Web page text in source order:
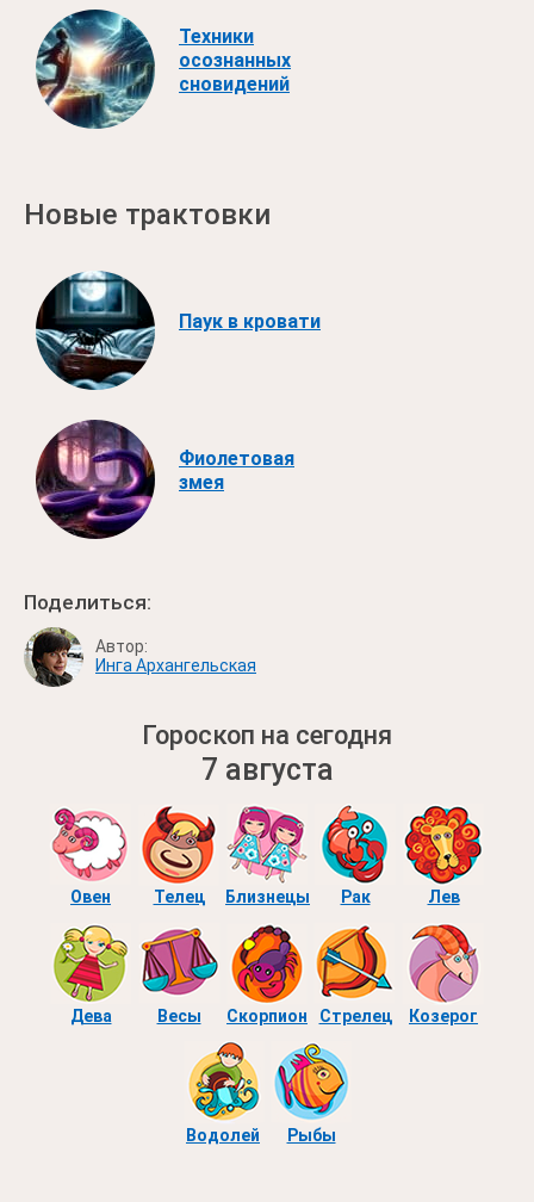
Техники
осознанных
сновидений
Новые трактовки
Паук в кровати
Фиолетовая
змея
Поделиться:
Автор:
Инга Архангельская
Гороскоп на сегодня
7 августа
Овен Телец Близнецы Рак Лев
Дева Весы Скорпион Стрелец Козерог
Водолей Рыбы